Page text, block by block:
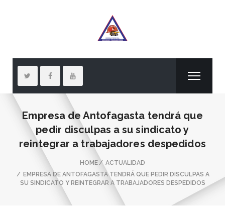
Empresa de Antofagasta tendrá que
pedir disculpas a su sindicato y
reintegrar a trabajadores despedidos
HOME
ACTUALIDAD
EMPRESA DE ANTOFAGASTA TENDRÁ QUE PEDIR DISCULPAS A
SU SINDICATO Y REINTEGRAR A TRABAJADORES DESPEDIDOS